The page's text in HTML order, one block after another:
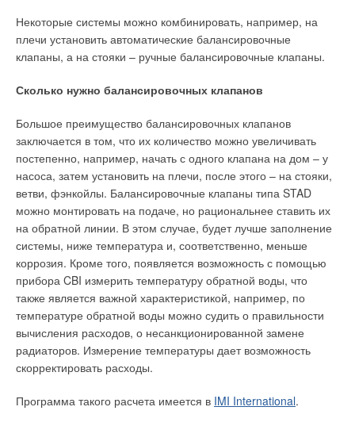
Некоторые системы можно комбинировать, например, на
плечи установить автоматические балансировочные
клапаны, а на стояки – ручные балансировочные клапаны.
Сколько нужно балансировочных клапанов
Большое преимущество балансировочных клапанов
заключается в том, что их количество можно увеличивать
постепенно, например, начать с одного клапана на дом – у
насоса, затем установить на плечи, после этого – на стояки,
ветви, фэнкойлы. Балансировочные клапаны типа STAD
можно монтировать на подаче, но рациональнее ставить их
на обратной линии. В этом случае, будет лучше заполнение
системы, ниже температура и, соответственно, меньше
коррозия. Кроме того, появляется возможность с помощью
прибора CBI измерить температуру обратной воды, что
также является важной характеристикой, например, по
температуре обратной воды можно судить о правильности
вычисления расходов, о несанкционированной замене
радиаторов. Измерение температуры дает возможность
скорректировать расходы.
Программа такого расчета имеется в IMI International.
Один из старейших производителей, норвежская фирма Oso,
выпускает комбинированные водонагреватели серий Комби
OSO поставляет изготовленные по заказу клиента
группой электрических ТЭНов и одним теплообменником из
нержавеющей стали для подключения к котлу, тепловому
насосу, паровому или солнечному отоплению. У OSO
несравнимо большая возможность выбора объема
максимально до 9600 л.! (Правда, трудно представить, как
транспортировать и перемещать внутри зданий баки таких
объемов.) Внутренний бак в моделях до 1000 л изготовлен
из ферритовой нержавеющей стали, содержащей ниобий-
титановый сплав, стабилизированный молибденом с 18%
хрома. При изготовлении емкости фирма Oso использует
особую технологию сварки. В моделях от 1480 до 9600 л
водонагревательная емкость сделана из стали с медным
покрытием. В комплект поставки входит также
предохранительный клапан, полиуретановая (Oso Комби)
или минеральная (Oso Макси Комби) теплоизоляция,
дополнительной защиты при использовании воды с